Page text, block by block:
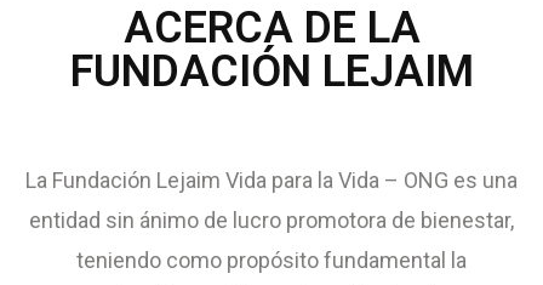
ACERCA DE LA
FUNDACIÓN LEJAIM
La Fundación Lejaim Vida para la Vida – ONG es una
entidad sin ánimo de lucro promotora de bienestar,
teniendo como propósito fundamental la